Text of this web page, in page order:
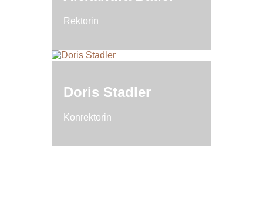
Rektorin
Doris Stadler
Konrektorin